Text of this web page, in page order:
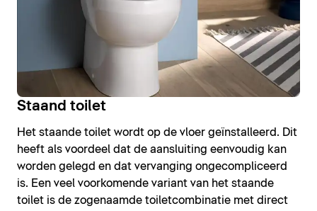
Staand toilet
Het staande toilet wordt op de vloer geïnstalleerd. Dit
heeft als voordeel dat de aansluiting eenvoudig kan
worden gelegd en dat vervanging ongecompliceerd
is. Een veel voorkomende variant van het staande
toilet is de zogenaamde toiletcombinatie met direct